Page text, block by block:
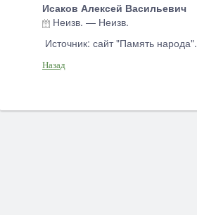
Исаков Алексей Васильевич
Неизв. — Неизв.
Источник: сайт "Память народа".
Назад